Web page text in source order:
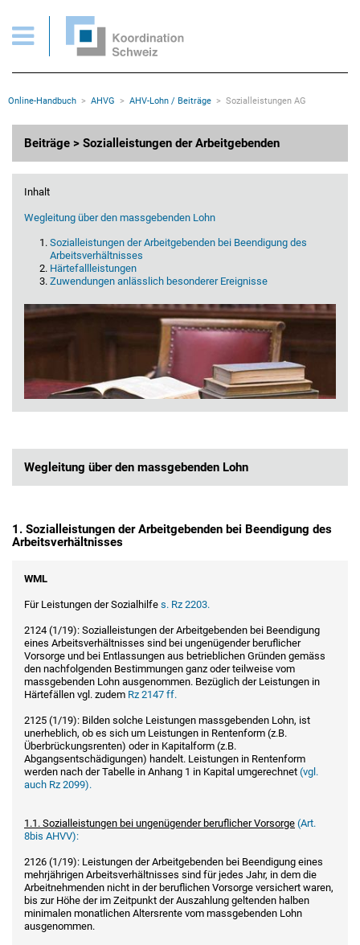
Wichtige Seiten
Home
Inhalt
Sitemap
Rootline Navigation
Online-Handbuch AHVG AHV-Lohn / Beiträge Sozialleistungen AG
Beiträge > Sozialleistungen der Arbeitgebenden
Inhalt
Wegleitung über den massgebenden Lohn
Sozialleistungen der Arbeitgebenden bei Beendigung des
Arbeitsverhältnisses
Härtefallleistungen
Zuwendungen anlässlich besonderer Ereignisse
Wegleitung über den massgebenden Lohn
1. Sozialleistungen der Arbeitgebenden bei Beendigung des
Arbeitsverhältnisses
WML
Für Leistungen der Sozialhilfe s. Rz 2203.
2124 (1/19): Sozialleistungen der Arbeitgebenden bei Beendigung
eines Arbeitsverhältnisses sind bei ungenügender beruflicher
Vorsorge und bei Entlassungen aus betrieblichen Gründen gemäss
den nachfolgenden Bestimmungen ganz oder teilweise vom
massgebenden Lohn ausgenommen. Bezüglich der Leistungen in
Härtefällen vgl. zudem Rz 2147 ff.
2125 (1/19): Bilden solche Leistungen massgebenden Lohn, ist
unerheblich, ob es sich um Leistungen in Rentenform (z.B.
Überbrückungsrenten) oder in Kapitalform (z.B.
Abgangsentschädigungen) handelt. Leistungen in Rentenform
werden nach der Tabelle in Anhang 1 in Kapital umgerechnet (vgl.
auch Rz 2099).
1.1. Sozialleistungen bei ungenügender beruflicher Vorsorge (Art.
8bis AHVV):
2126 (1/19): Leistungen der Arbeitgebenden bei Beendigung eines
mehrjährigen Arbeitsverhältnisses sind für jedes Jahr, in dem die
Arbeitnehmenden nicht in der beruflichen Vorsorge versichert waren,
bis zur Höhe der im Zeitpunkt der Auszahlung geltenden halben
minimalen monatlichen Altersrente vom massgebenden Lohn
ausgenommen.